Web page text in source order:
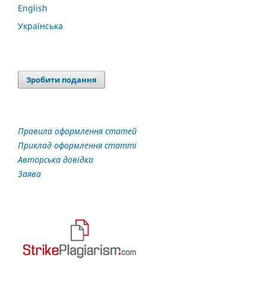
English
Українська
Зробити подання
Правила оформлення статей
Приклад оформлення статті
Авторська довідка
Заява